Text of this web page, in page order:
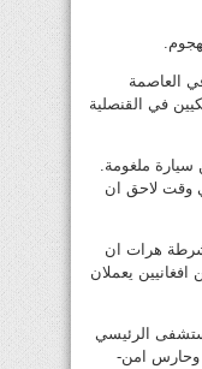
العاصمة
في القنصلية
ملغومة.
وقت لاحق ان
هرات ان
يعملان
الرئيسي
وحارس امن-